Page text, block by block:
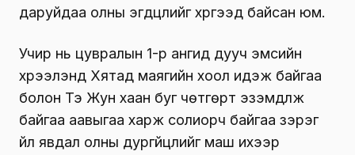
даруйдаа олны эгдүүцлийг хүргээд байсан юм.
Учир нь цувралын 1-р ангид дууч эмсийн
хүрээлэнд Хятад маягийн хоол идэж байгаа
болон Тэ Жун хаан буг чөтгөрт эзэмдүүлж
байгаа аавыгаа харж солиорч байгаа зэрэг
үйл явдал олны дургүйцлийг маш ихээр